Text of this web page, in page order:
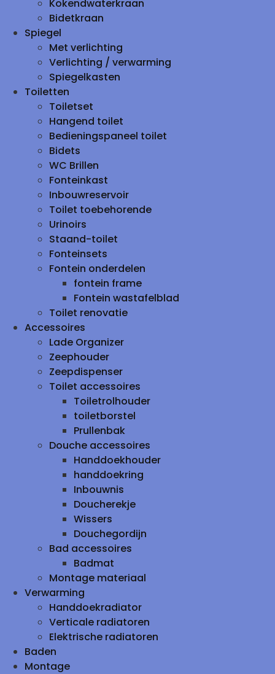
Kokendwaterkraan
Bidetkraan
Spiegel
Met verlichting
Verlichting / verwarming
Spiegelkasten
Toiletten
Toiletset
Hangend toilet
Bedieningspaneel toilet
Bidets
WC Brillen
Fonteinkast
Inbouwreservoir
Toilet toebehorende
Urinoirs
Staand-toilet
Fonteinsets
Fontein onderdelen
fontein frame
Fontein wastafelblad
Toilet renovatie
Accessoires
Lade Organizer
Zeephouder
Zeepdispenser
Toilet accessoires
Toiletrolhouder
toiletborstel
Prullenbak
Douche accessoires
Handdoekhouder
handdoekring
Inbouwnis
Doucherekje
Wissers
Douchegordijn
Bad accessoires
Badmat
Montage materiaal
Verwarming
Handdoekradiator
Verticale radiatoren
Elektrische radiatoren
Baden
Montage